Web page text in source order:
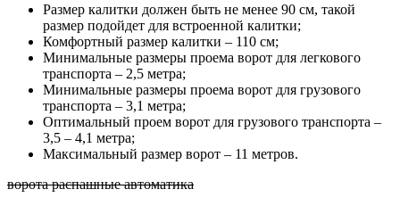
Размер калитки должен быть не менее 90 см, такой
размер подойдет для встроенной калитки;
Комфортный размер калитки – 110 см;
Минимальные размеры проема ворот для легкового
транспорта – 2,5 метра;
Минимальные размеры проема ворот для грузового
транспорта – 3,1 метра;
Оптимальный проем ворот для грузового транспорта –
3,5 – 4,1 метра;
Максимальный размер ворот – 11 метров.
ворота распашные автоматика